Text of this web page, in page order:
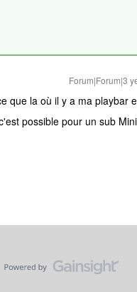
Forum|Forum|3
que la où il y a ma playbar
possible pour un sub